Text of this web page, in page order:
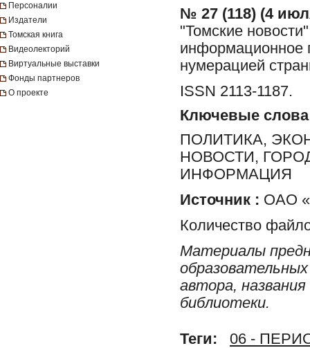
Персоналии
Издатели
Томская книга
Видеолекторий
Виртуальные выставки
Фонды партнеров
О проекте
№ 27 (118) (4
"Томские
информационное
нумерацией
ISSN 2113-1187.
Ключевые слова
ПОЛИТИКА,
НОВОСТИ,
ИНФОРМАЦИЯ
Источник : ОАО
Количество
Материалы
автора,
библиотеки.
Теги: 06 -